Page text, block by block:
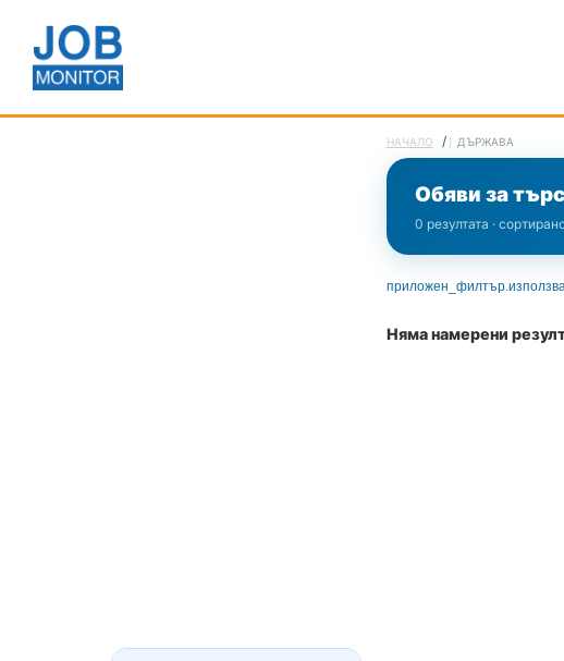
НАЧАЛО / ДЪРЖАВА
Обяви за
0 резултата ·
Няма намерени